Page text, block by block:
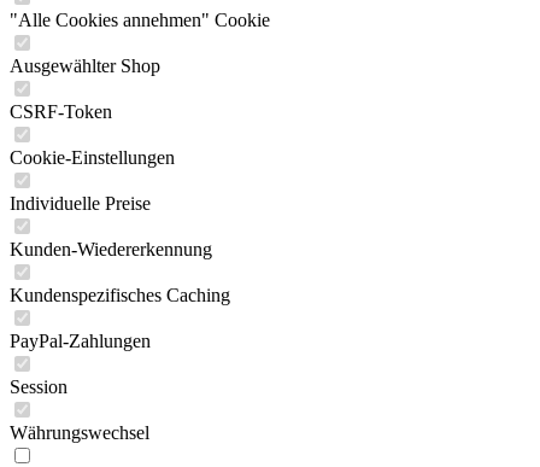
"Alle Cookies annehmen" Cookie
Ausgewählter Shop
CSRF-Token
Cookie-Einstellungen
Individuelle Preise
Kunden-Wiedererkennung
Kundenspezifisches Caching
PayPal-Zahlungen
Session
Währungswechsel